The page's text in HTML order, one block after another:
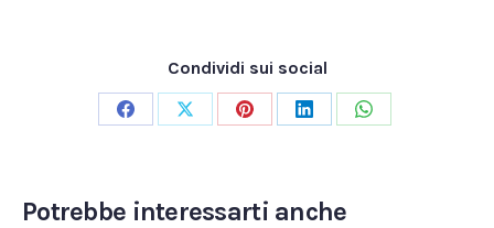
Condividi sui social
CondividiCondividiCondividiCondividiCondividi
Potrebbe interessarti anche